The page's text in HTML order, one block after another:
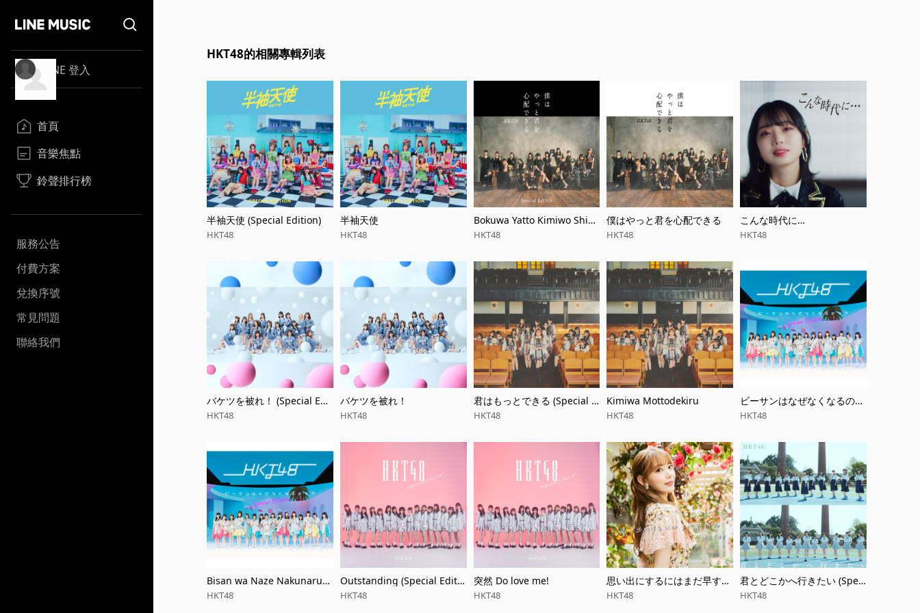
LINE 登入
首頁
音樂焦點
鈴聲排行榜
服務公告
付費方案
兌換序號
常見問題
聯絡我們
HKT48的相關專輯列表
半袖天使 (Special Edition)
HKT48
半袖天使
HKT48
Bokuwa Yatto Kimiwo Shin
paidekiru (Special Edition)
HKT48
僕はやっと君を心配できる
HKT48
こんな時代に…
HKT48
バケツを被れ！ (Special Edit
ion)
HKT48
バケツを被れ！
HKT48
君はもっとできる (Special E
dition)
HKT48
Kimiwa Mottodekiru
HKT48
ビーサンはなぜなくなるの
か？
HKT48
Bisan wa Naze Nakunarun
oka?
HKT48
Outstanding (Special Editio
n)
HKT48
突然 Do love me!
HKT48
思い出にするにはまだ早すぎ
る
HKT48
君とどこかへ行きたい (Speci
al Edition)
HKT48